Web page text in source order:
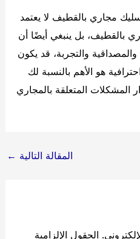
مجاري بالقطيف لا يعتمد
بالقطيف، بل ينبغي أيضًا أن
والتجربة، قد يكون
هو الأهم بالنسبة لك
المشكلات المتعلقة بالمجاري
المقالة التالية ←
الحقول الإلزامية